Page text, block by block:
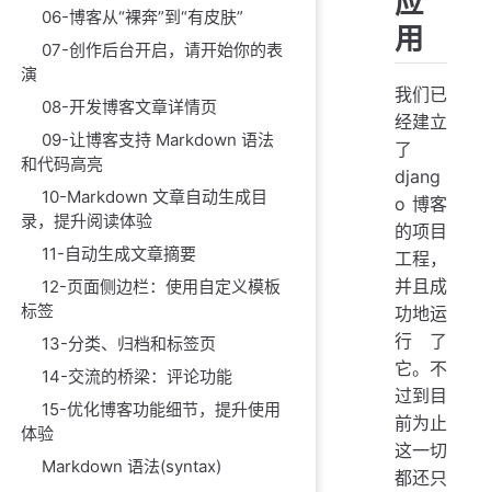
06-博客从“裸奔”到“有皮肤”
07-创作后台开启，请开始你的表
演
08-开发博客文章详情页
09-让博客支持 Markdown 语法
和代码高亮
10-Markdown 文章自动生成目
录，提升阅读体验
11-自动生成文章摘要
12-页面侧边栏：使用自定义模板
标签
13-分类、归档和标签页
14-交流的桥梁：评论功能
15-优化博客功能细节，提升使用
体验
Markdown 语法(syntax)
用
我们已
经建立
了
djang
o 博客
的项目
工程，
并且成
功地运
行了
它。不
过到目
前为止
这一切
都还只